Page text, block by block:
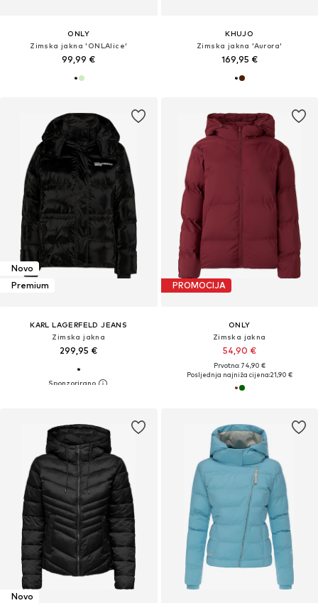
ONLY
Zimska jakna 'ONLAlice'
99,99 €
KHUJO
Zimska jakna 'Aurora'
169,95 €
Novo
Premium
KARL LAGERFELD JEANS
Zimska jakna
299,95 €
PROMOCIJA
ONLY
Zimska jakna
54,90 €
Prvotno: 74,90 €
Posljednja najniža cijena:21,90 €
Novo